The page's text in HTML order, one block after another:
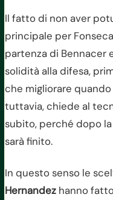
Il fatto di non aver
principale per
partenza di Bennacer
solidità alla difesa,
che migliorare quando
tuttavia, chiede al
subito, perché dopo
sarà finito.
In questo senso le
Hernandez hanno